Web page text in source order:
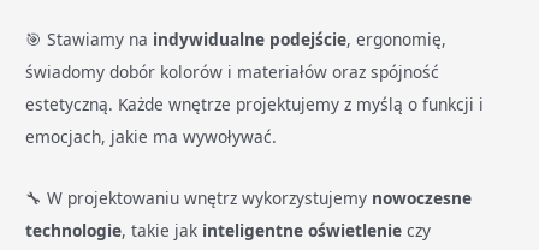
🎯 Stawiamy na indywidualne podejście, ergonomię,
świadomy dobór kolorów i materiałów oraz spójność
estetyczną. Każde wnętrze projektujemy z myślą o funkcji i
emocjach, jakie ma wywoływać.
🔧 W projektowaniu wnętrz wykorzystujemy nowoczesne
technologie, takie jak inteligentne oświetlenie czy